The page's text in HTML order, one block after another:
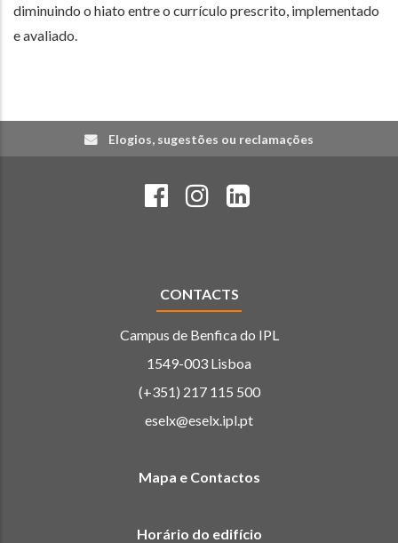
diminuindo o hiato entre o currículo prescrito, implementado
e avaliado.
Elogios, sugestões ou reclamações
CONTACTS
Campus de Benfica do IPL
1549-003 Lisboa
(+351) 217 115 500
eselx@eselx.ipl.pt
Mapa e Contactos
Horário do edifício